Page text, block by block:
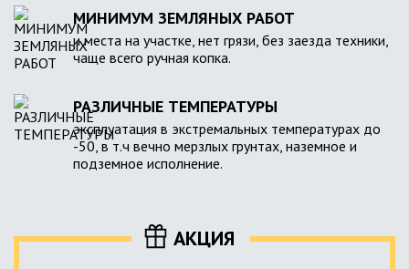
МИНИМУМ ЗЕМЛЯНЫХ РАБОТ
и места на участке, нет грязи, без заезда техники,
чаще всего ручная копка.
РАЗЛИЧНЫЕ ТЕМПЕРАТУРЫ
эксплуатация в экстремальных температурах до
-50, в т.ч вечно мерзлых грунтах, наземное и
подземное исполнение.
АКЦИЯ